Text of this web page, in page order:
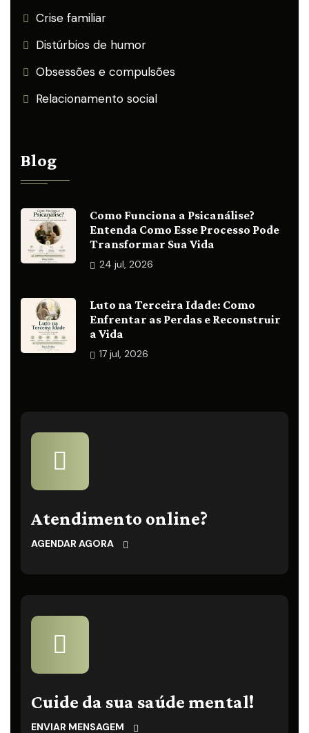
Crise familiar
Distúrbios de humor
Obsessões e compulsões
Relacionamento social
Blog
Como Funciona a Psicanálise?
Entenda Como Esse Processo Pode
Transformar Sua Vida
24 jul, 2026
Luto na Terceira Idade: Como
Enfrentar as Perdas e Reconstruir
a Vida
17 jul, 2026
Atendimento online?
AGENDAR AGORA
Cuide da sua saúde mental!
ENVIAR MENSAGEM